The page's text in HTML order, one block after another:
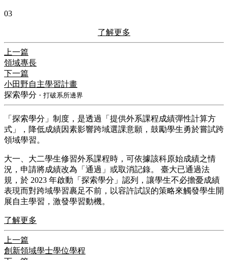
03
了解更多
上一篇
領域專長
下一篇
小田野自主學習計畫
探索學分 ・打破系所邊界
​「探索學分」制度，是透過「提供外系課程成績彈性計算方
式」，降低成績因素影響跨域選課意願，鼓勵學生勇於嘗試跨
領域學習。
​大一、大二學生修習外系課程時，可依據該科原始成績之情
況，申請將成績改為「通過」或取消記錄。 臺大已通過法
規，於 2023 年啟動「探索學分」認列，讓學生不必擔憂成績
表現而對跨域學習裹足不前，以容許試誤的策略來觸發學生開
展自主學習，激發學習動機。
了解更多
上一篇
創新領域學士學位學程